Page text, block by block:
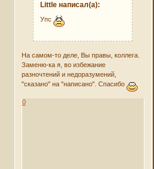
Little написал(а):
Упс
На самом-то деле, Вы правы, коллега.
Заменю-ка я, во избежание
разночтений и недоразумений,
"сказано" на "написано". Спасибо
0